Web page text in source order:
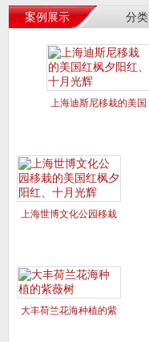
案例展示 分类
上海迪斯尼移栽的美国
上海世博文化公园移栽
大丰荷兰花海种植的紫